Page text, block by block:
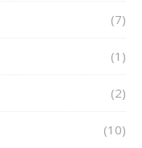
(7)
(1)
(2)
(10)